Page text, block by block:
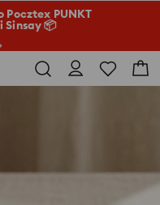
Pocztex PUNKT
📦